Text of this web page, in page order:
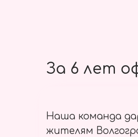
За 6 лет
Наша команда
жителям